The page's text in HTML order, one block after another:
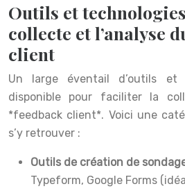
Outils et
collecte et l’analyse
client
Un large éventail d’outils et
disponible pour faciliter la
*feedback client*. Voici une
s’y retrouver :
Outils de création de
Typeform, Google Forms